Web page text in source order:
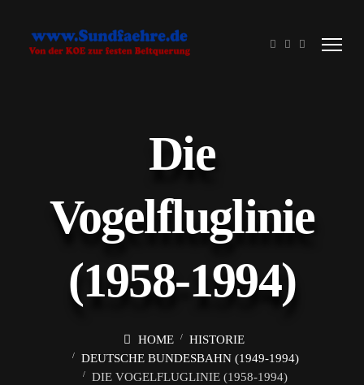
Die
Vogelfluglinie
(1958-1994)
HOME
HISTORIE
DEUTSCHE BUNDESBAHN (1949-1994)
DIE VOGELFLUGLINIE (1958-1994)